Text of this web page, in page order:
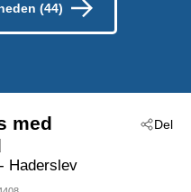
(44)
Del
med
- Haderslev